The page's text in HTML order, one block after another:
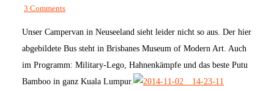
3 Comments
Unser Campervan in Neuseeland sieht leider nicht so aus. Der hier
abgebildete Bus steht in Brisbanes Museum of Modern Art. Auch
im Programm: Military-Lego, Hahnenkämpfe und das beste Putu
Bamboo in ganz Kuala Lumpur.